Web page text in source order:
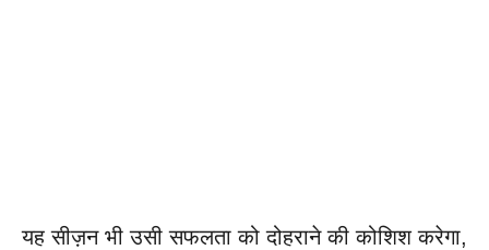
यह सीज़न भी उसी सफलता को दोहराने की कोशिश करेगा,